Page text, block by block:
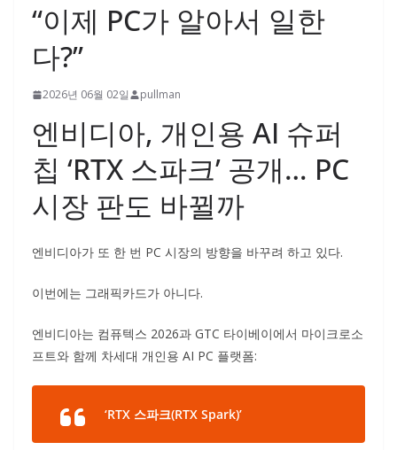
“이제 PC가 알아서 일한
다?”
2026년 06월 02일 pullman
엔비디아, 개인용 AI 슈퍼
칩 ‘RTX 스파크’ 공개… PC
시장 판도 바뀔까
엔비디아가 또 한 번 PC 시장의 방향을 바꾸려 하고 있다.
이번에는 그래픽카드가 아니다.
엔비디아는 컴퓨텍스 2026과 GTC 타이베이에서 마이크로소
프트와 함께 차세대 개인용 AI PC 플랫폼:
‘RTX 스파크(RTX Spark)’